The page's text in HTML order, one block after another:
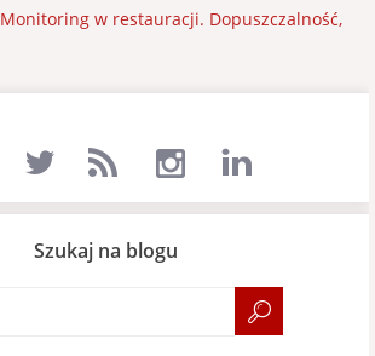
Monitoring w restauracji. Dopuszczalność,
Szukaj na blogu